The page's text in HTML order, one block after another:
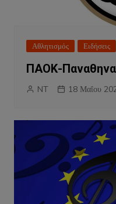
Αθλητισμός Ειδήσεις
ΠΑΟΚ-
NT 18 Μαΐου